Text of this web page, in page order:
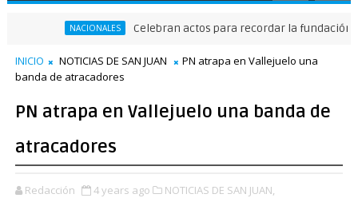
NACIONALES Celebran actos para recordar la fundación de
INICIO NOTICIAS DE SAN JUAN
PN atrapa en Vallejuelo una
banda de atracadores
PN atrapa en Vallejuelo una banda de
atracadores
Redacción 4 years ago NOTICIAS DE SAN JUAN,